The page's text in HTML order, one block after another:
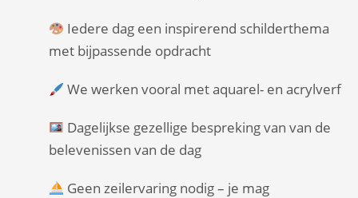
Iedere dag een inspirerend schilderthema
met bijpassende opdracht
We werken vooral met aquarel- en acrylverf
Dagelijkse gezellige bespreking van van de
belevenissen van de dag
Geen zeilervaring nodig – je mag